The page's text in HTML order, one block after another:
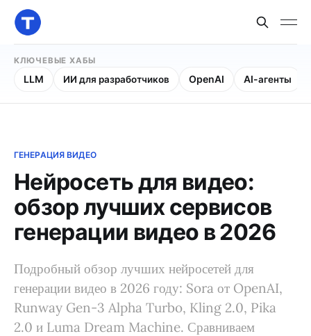
КЛЮЧЕВЫЕ ХАБЫ
LLM ИИ для разработчиков OpenAI AI-агенты
ГЕНЕРАЦИЯ ВИДЕО
Нейросеть для видео:
обзор лучших сервисов
генерации видео в 2026
Подробный обзор лучших нейросетей для
генерации видео в 2026 году: Sora от OpenAI,
Runway Gen-3 Alpha Turbo, Kling 2.0, Pika
2.0 и Luma Dream Machine. Сравниваем